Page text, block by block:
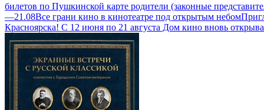
билетов по Пушкинской карте родители (законные
—21.08Все грани кино в кинотеатре под открытым небом
Красноярска! С 12 июня по 21 августа Дом кино вновь